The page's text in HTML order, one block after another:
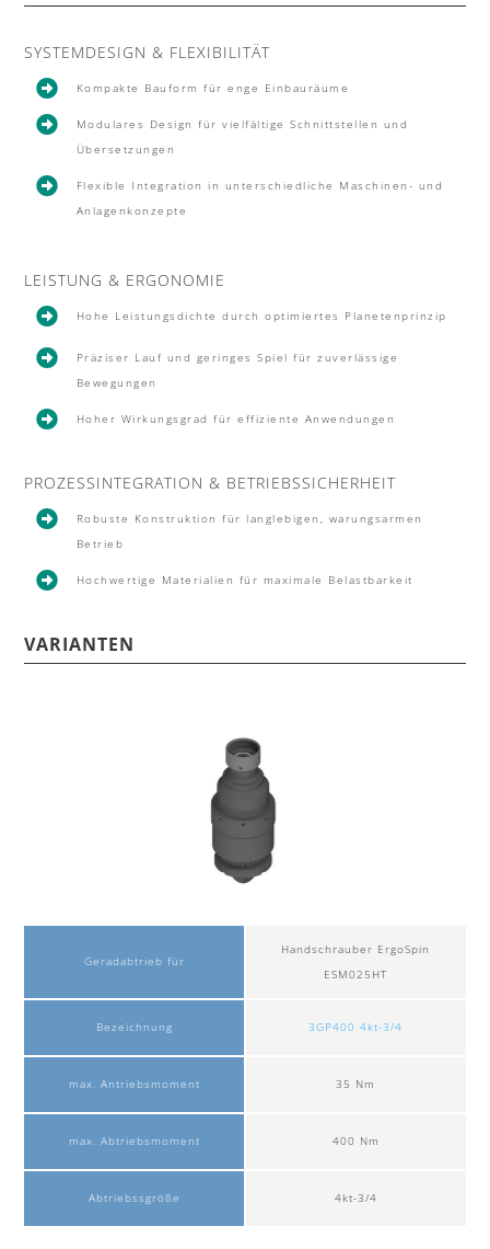
SYSTEMDESIGN & FLEXIBILITÄT
 Kompakte Bauform für enge Einbauräume

Modulares Design für vielfältige Schnittstellen und
Übersetzungen

Flexible Integration in unterschiedliche Maschinen- und
Anlagenkonzepte
LEISTUNG & ERGONOMIE
 Hohe Leistungsdichte durch optimiertes Planetenprinzip

Präziser Lauf und geringes Spiel für zuverlässige
Bewegungen
 Hoher Wirkungsgrad für effiziente Anwendungen
PROZESSINTEGRATION & BETRIEBSSICHERHEIT

Robuste Konstruktion für langlebigen, warungsarmen
Betrieb
 Hochwertige Materialien für maximale Belastbarkeit
VARIANTEN
Geradabtrieb für
Bezeichnung
max. Antriebsmoment
max. Abtriebsmoment
Abtriebssgröße
Handschrauber ErgoSpin
ESM025HT
3GP400 4kt-3/4
35 Nm
400 Nm
4kt-3/4